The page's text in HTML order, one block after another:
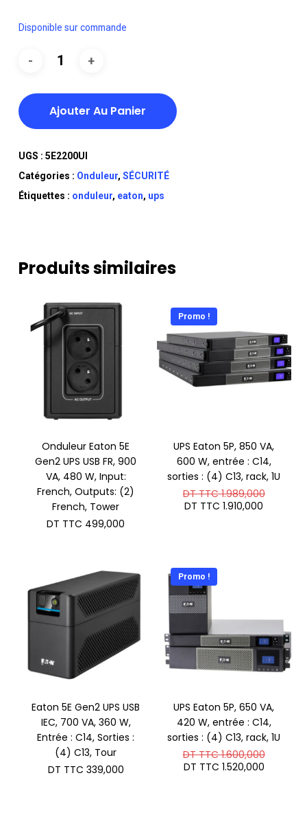
Disponible sur commande
Ajouter Au Panier
UGS : 5E2200UI
Catégories : Onduleur, SÉCURITÉ
Étiquettes : onduleur, eaton, ups
Produits similaires
Onduleur Eaton 5E
Gen2 UPS USB FR, 900
VA, 480 W, Input:
French, Outputs: (2)
French, Tower
DT TTC 499,000
Promo !
UPS Eaton 5P, 850 VA,
600 W, entrée : C14,
sorties : (4) C13, rack, 1U
DT TTC1.989,000Le
DT TTC 1.910,000
Eaton 5E Gen2 UPS USB
IEC, 700 VA, 360 W,
Entrée : C14, Sorties :
(4) C13, Tour
DT TTC 339,000
Promo !
UPS Eaton 5P, 650 VA,
420 W, entrée : C14,
sorties : (4) C13, rack, 1U
DT TTC1.600,000Le
DT TTC 1.520,000Le